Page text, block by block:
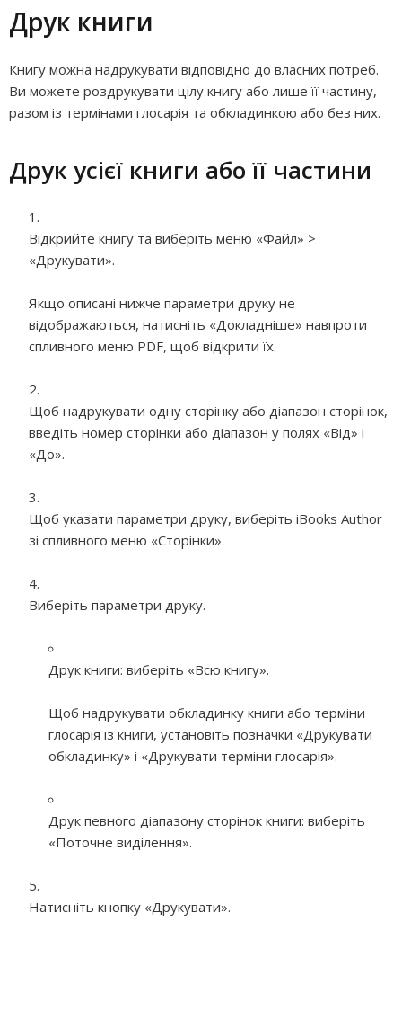
Друк книги
Книгу можна надрукувати відповідно до власних потреб.
Ви можете роздрукувати цілу книгу або лише її частину,
разом із термінами глосарія та обкладинкою або без них.
Друк усієї книги або її частини
Відкрийте книгу та виберіть меню «Файл» >
«Друкувати».
Якщо описані нижче параметри друку не
відображаються, натисніть «Докладніше» навпроти
спливного меню PDF, щоб відкрити їх.
Щоб надрукувати одну сторінку або діапазон сторінок,
введіть номер сторінки або діапазон у полях «Від» і
«До».
Щоб указати параметри друку, виберіть iBooks Author
зі спливного меню «Сторінки».
Виберіть параметри друку.
Друк книги: виберіть «Всю книгу».
Щоб надрукувати обкладинку книги або терміни
глосарія із книги, установіть позначки «Друкувати
обкладинку» і «Друкувати терміни глосарія».
Друк певного діапазону сторінок книги: виберіть
«Поточне виділення».
Натисніть кнопку «Друкувати».